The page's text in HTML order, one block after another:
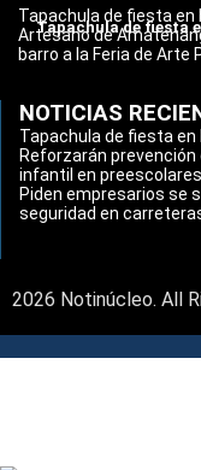
Tapachula de fiesta
Tapachula de fiesta en
Artesano de
barro a la Feria de Arte
NOTICIAS
Tapachula de fiesta en
Reforzarán prevención
infantil en preescolares
Piden empresarios se
seguridad en carreteras
2026 Notinúcleo. All